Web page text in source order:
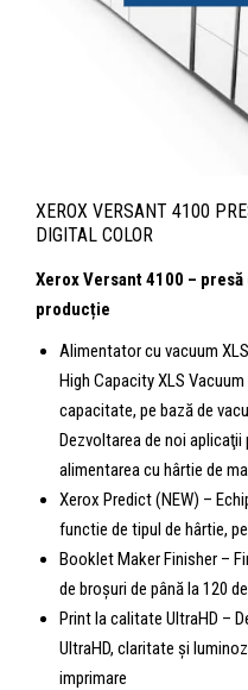
XEROX VERSANT 4100
DIGITAL COLOR
Xerox Versant 4100 –
producție
Alimentator cu vacuum
High Capacity XLS
capacitate, pe bază de
Dezvoltarea de noi
alimentarea cu hârtie de
Xerox Predict (NEW) –
functie de tipul de hârtie,
Booklet Maker Finisher –
de broşuri de până la 120
Print la calitate UltraHD –
UltraHD, claritate şi
imprimare